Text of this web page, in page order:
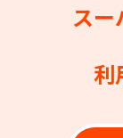
スー
利